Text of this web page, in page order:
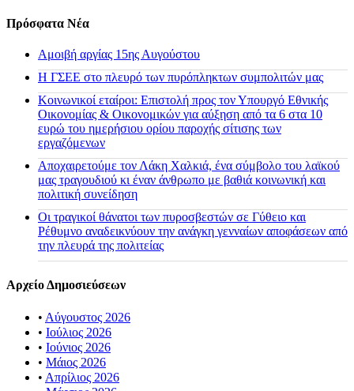
Πρόσφατα Νέα
Αμοιβή αργίας 15ης Αυγούστου
H ΓΣΕΕ στο πλευρό των πυρόπληκτων συμπολιτών μας
Κοινωνικοί εταίροι: Επιστολή προς τον Υπουργό Εθνικής
Οικονομίας & Οικονομικών για αύξηση από τα 6 στα 10
ευρώ του ημερήσιου ορίου παροχής σίτισης των
εργαζόμενων
Αποχαιρετούμε τον Λάκη Χαλκιά, ένα σύμβολο του λαϊκού
μας τραγουδιού κι έναν άνθρωπο με βαθιά κοινωνική και
πολιτική συνείδηση
Οι τραγικοί θάνατοι των πυροσβεστών σε Γύθειο και
Ρέθυμνο αναδεικνύουν την ανάγκη γενναίων αποφάσεων από
την πλευρά της πολιτείας
Αρχείο Δημοσιεύσεων
• Αύγουστος 2026
• Ιούλιος 2026
• Ιούνιος 2026
• Μάιος 2026
• Απρίλιος 2026